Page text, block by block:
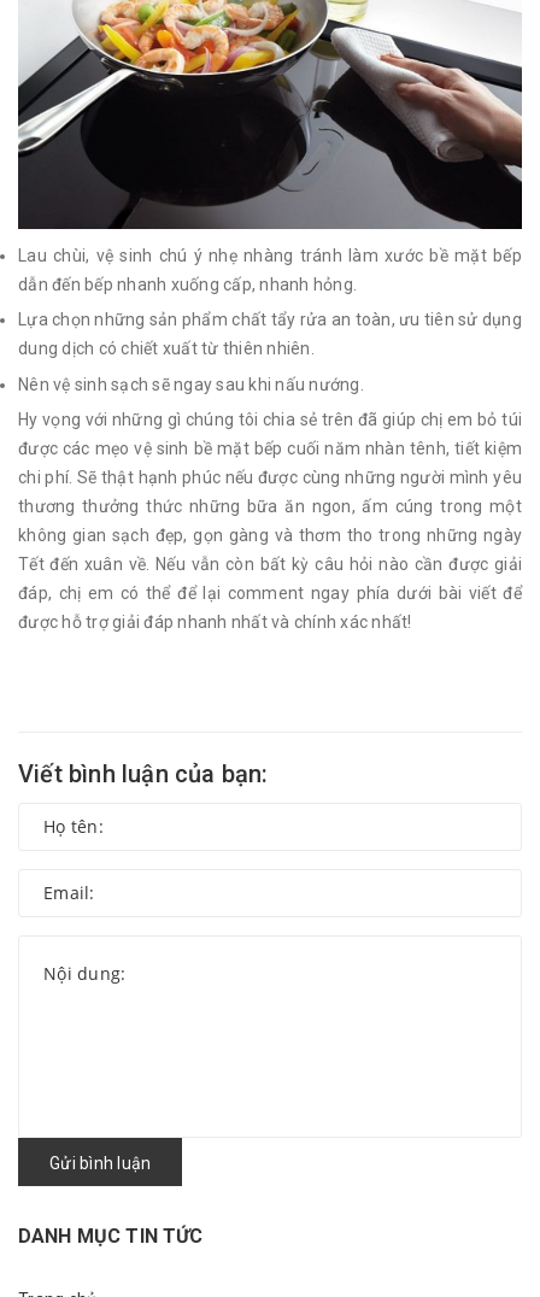
Lau chùi, vệ sinh chú ý nhẹ nhàng tránh làm xước bề mặt bếp
dẫn đến bếp nhanh xuống cấp, nhanh hỏng.
Lựa chọn những sản phẩm chất tẩy rửa an toàn, ưu tiên sử dụng
dung dịch có chiết xuất từ thiên nhiên.
Nên vệ sinh sạch sẽ ngay sau khi nấu nướng.
Hy vọng với những gì chúng tôi chia sẻ trên đã giúp chị em bỏ túi
được các mẹo vệ sinh bề mặt bếp cuối năm nhàn tênh, tiết kiệm
chi phí. Sẽ thật hạnh phúc nếu được cùng những người mình yêu
thương thưởng thức những bữa ăn ngon, ấm cúng trong một
không gian sạch đẹp, gọn gàng và thơm tho trong những ngày
Tết đến xuân về. Nếu vẫn còn bất kỳ câu hỏi nào cần được giải
đáp, chị em có thể để lại comment ngay phía dưới bài viết để
được hỗ trợ giải đáp nhanh nhất và chính xác nhất!
Viết bình luận của bạn:
Gửi bình luận
DANH MỤC TIN TỨC